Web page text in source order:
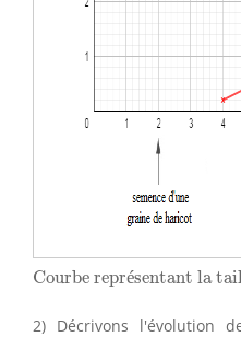
Courbe représentant la
Courbe représentant la
2) Décrivons l'évolution